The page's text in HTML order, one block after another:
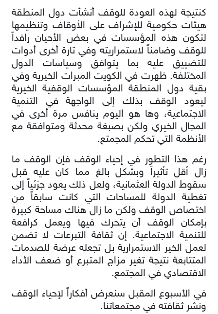
كنتيجة لهذه العودة للوقف أنشأت دول المنطقة
هيئات حكومية للإشراف على الأوقاف وتنظيمها
لتكون هذه المؤسسات في بعض الأحيان رافداً
للوقف وضامناً لاستمراريته وفي تارة أخرى أدوات
للتضييق عليه بما يتوافق وسياسات الدول
المختلفة. ظهرت في الكويت المبرات الخيرية وفي
بقية دول المنطقة المؤسسات الوقفية الخيرية
ليعود الوقف بذلك إلى الواجهة في التنمية
الاجتماعية، وها هو اليوم ينافس مرة أخرى في
المجال الخيري ولكن بصبغة محدثة ومتوافقة مع
الأنظمة التي تحكم المجمتع.
رغم هذا التطور في إحياء الوقف فإن الوقف ما
زال أقل تأثيراً وبشكل بالغ مما كان عليه قبل
سقوط الدولة العثمانية، ولعل ذلك يعود جزئياً إلى
تغطية الدولة للمساحات التي كانت سابقاً من
اختصاص الوقف ولكن ما زال هناك مساحة كبيرة
بإمكان الوقف أن يتحرك فيها ويعمل كرافعة
للتنمية الاجتماعية. إن ثقافة التبرعات لا تضمن
لعمل الخير الاستمرارية بل تجعله عرضة للصدمات
المتتابعة نتيجة تغير مزاج المتبرع أو ضعف الأداء
الاقتصادي في المجتمع.
في الأسبوع المقبل سنعرض أفكاراً لإحياء الوقف
ونشر ثقافته في مجتمعاتنا.